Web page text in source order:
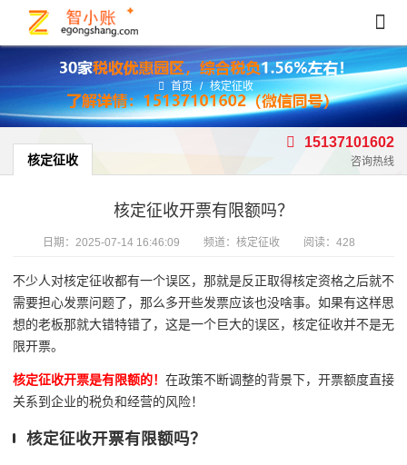
首页 / 核定征收
核定征收
15137101602
咨询热线
核定征收开票有限额吗？
日期： 2025-07-14 16:46:09 频道： 核定征收 阅读：428
不少人对核定征收都有一个误区，那就是反正取得核定资格之后就不
需要担心发票问题了，那么多开些发票应该也没啥事。如果有这样思
想的老板那就大错特错了，这是一个巨大的误区，核定征收并不是无
限开票。
核定征收开票是有限额的！ 在政策不断调整的背景下，开票额度直接
关系到企业的税负和经营的风险！
核定征收开票有限额吗？